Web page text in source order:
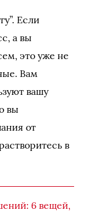
Если
а вы
это уже не
Вам
вашу
вы
от
в
6 вещей,